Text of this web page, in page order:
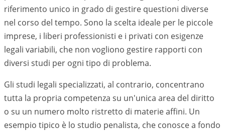
riferimento unico in grado di gestire questioni diverse
nel corso del tempo. Sono la scelta ideale per le piccole
imprese, i liberi professionisti e i privati con esigenze
legali variabili, che non vogliono gestire rapporti con
diversi studi per ogni tipo di problema.
Gli studi legali specializzati, al contrario, concentrano
tutta la propria competenza su un'unica area del diritto
o su un numero molto ristretto di materie affini. Un
esempio tipico è lo studio penalista, che conosce a fondo